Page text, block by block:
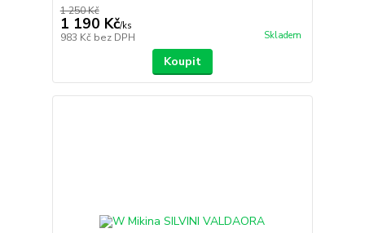
1 250 Kč
1 190 Kč/ks
983 Kč bez DPH Skladem
Koupit